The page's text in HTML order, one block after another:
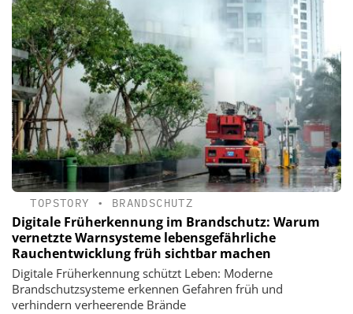
TOPSTORY • BRANDSCHUTZ
Digitale Früherkennung im Brandschutz: Warum
vernetzte Warnsysteme lebensgefährliche
Rauchentwicklung früh sichtbar machen
Digitale Früherkennung schützt Leben: Moderne
Brandschutzsysteme erkennen Gefahren früh und
verhindern verheerende Brände